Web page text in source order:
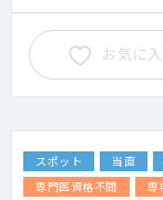
お気に入
スポット 当直
専門医資格不問
専